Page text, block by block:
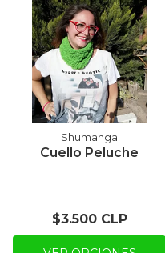
Shumanga
Cuello Peluche
$3.500 CLP